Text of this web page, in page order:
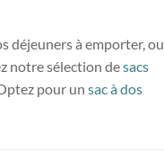
déjeuners à emporter, ou
notre sélection desacs
pour un sac à dos